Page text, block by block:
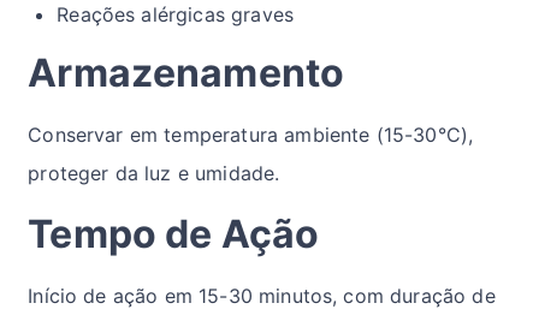
Reações alérgicas graves
Armazenamento
Conservar em temperatura ambiente (15-30°C),
proteger da luz e umidade.
Tempo de Ação
Início de ação em 15-30 minutos, com duração de